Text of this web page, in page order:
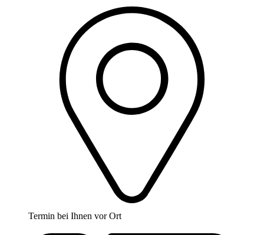
Termin bei Ihnen vor Ort